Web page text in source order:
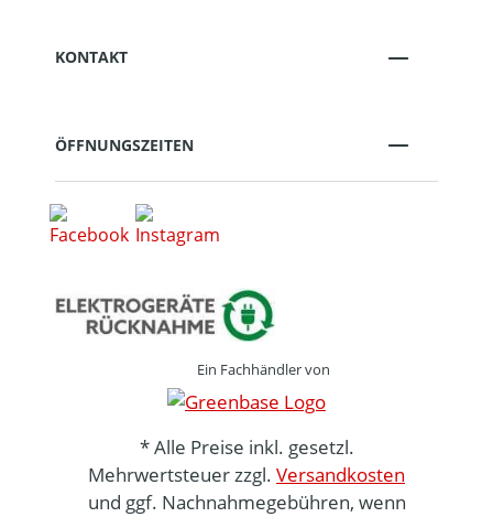
KONTAKT
ÖFFNUNGSZEITEN
Ein Fachhändler von
* Alle Preise inkl. gesetzl.
Mehrwertsteuer zzgl. Versandkosten
und ggf. Nachnahmegebühren, wenn